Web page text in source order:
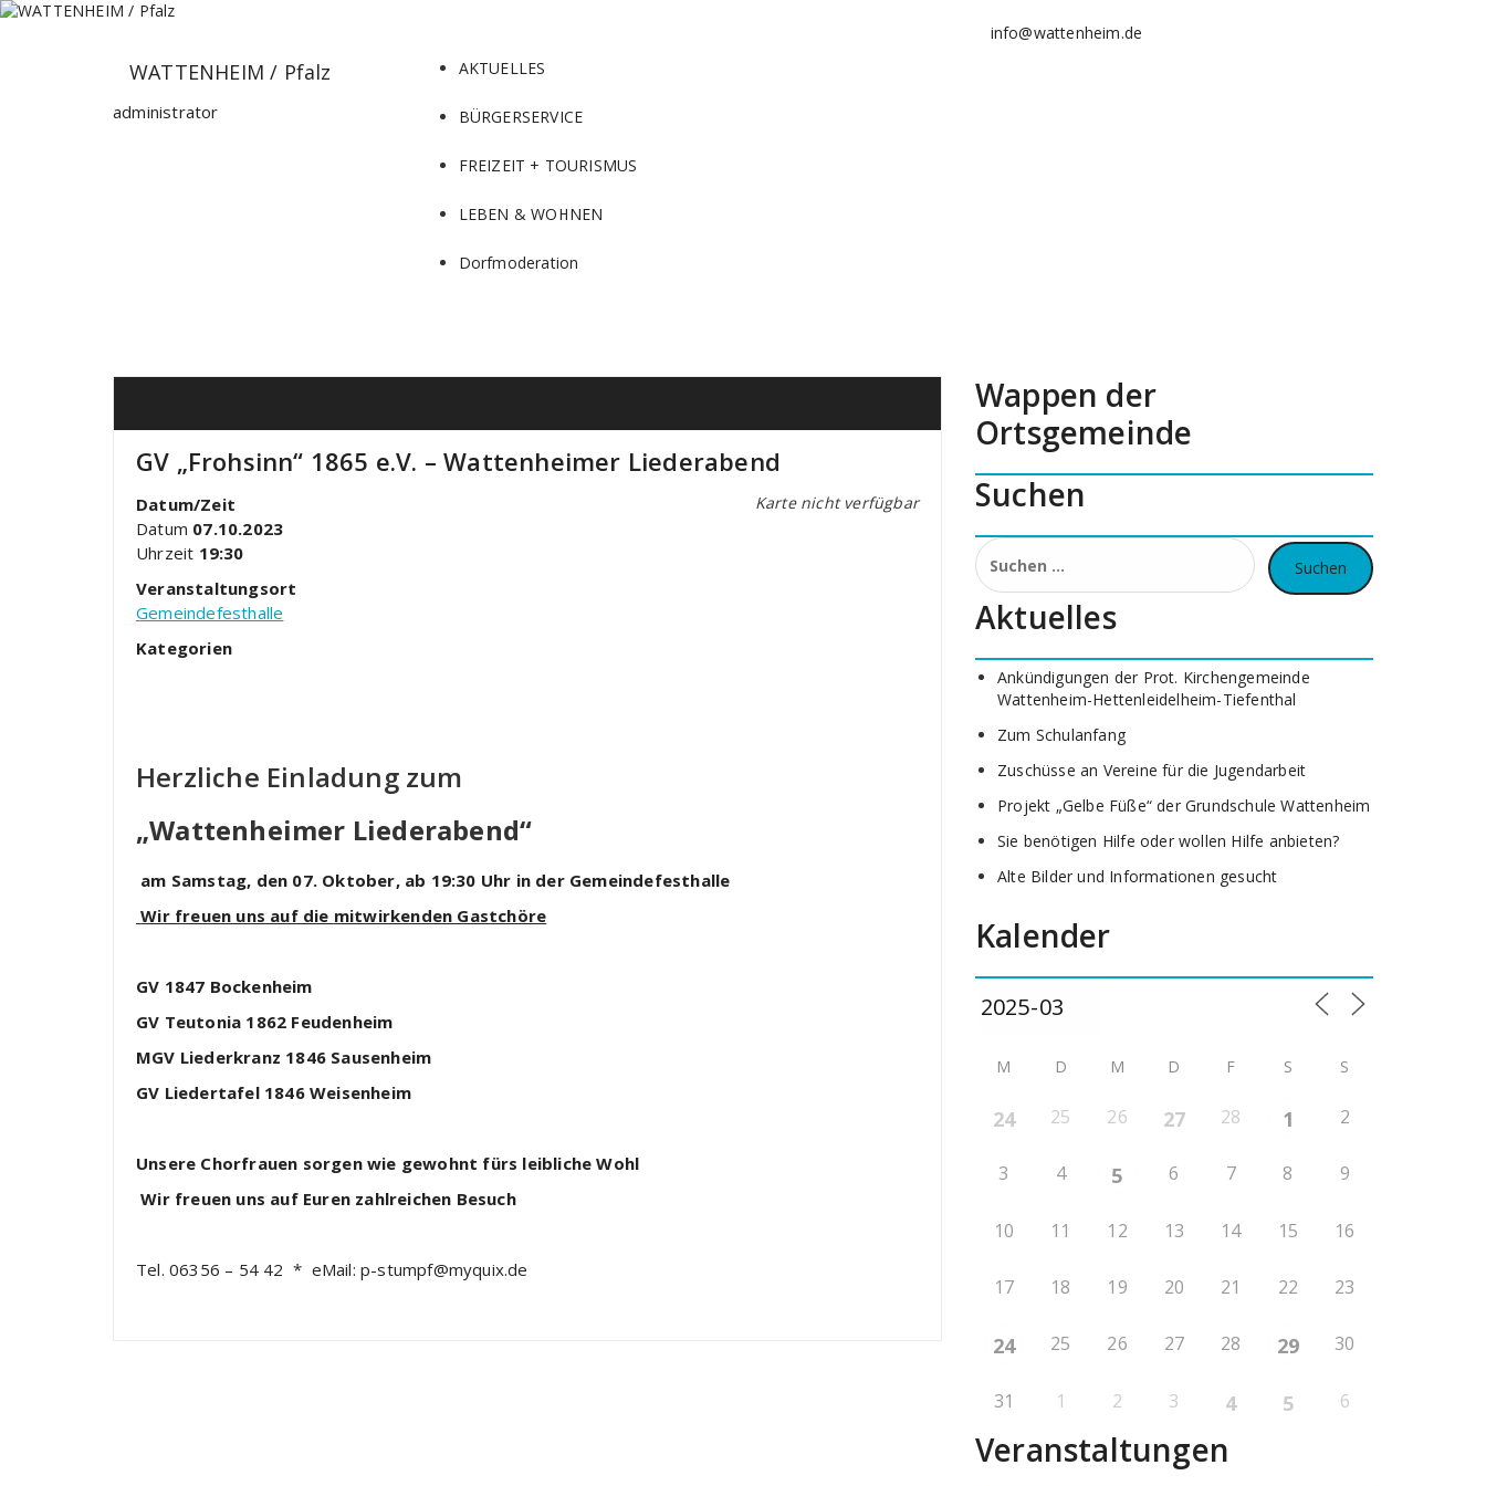
Zum
info@wattenheim.de
WATTENHEIM / Pfalz
administrator
AKTUELLES
BÜRGERSERVICE
FREIZEIT + TOURISMUS
LEBEN & WOHNEN
Dorfmoderation
GV „Frohsinn“ 1865 e.V. – Wattenheimer Liederabend
Karte nicht verfügbar
Datum/Zeit
Datum 07.10.2023
Uhrzeit 19:30
Veranstaltungsort
Gemeindefesthalle
Kategorien
Herzliche Einladung zum
„Wattenheimer Liederabend“
am Samstag, den 07. Oktober, ab 19:30 Uhr in der Gemeindefesthalle
Wir freuen uns auf die mitwirkenden Gastchöre
GV 1847 Bockenheim
GV Teutonia 1862 Feudenheim
MGV Liederkranz 1846 Sausenheim
GV Liedertafel 1846 Weisenheim
Unsere Chorfrauen sorgen wie gewohnt fürs leibliche Wohl
Wir freuen uns auf Euren zahlreichen Besuch
Tel. 06356 – 54 42 * eMail: p-stumpf@myquix.de
Wappen der
Ortsgemeinde
Suchen
Suchen
nach:
Aktuelles
Ankündigungen der Prot. Kirchengemeinde
Wattenheim-Hettenleidelheim-Tiefenthal
Zum Schulanfang
Zuschüsse an Vereine für die Jugendarbeit
Projekt „Gelbe Füße“ der Grundschule Wattenheim
Sie benötigen Hilfe oder wollen Hilfe anbieten?
Alte Bilder und Informationen gesucht
Kalender
M D M D F S S
24 25 26 27 28 1 2
3 4 5 6 7 8 9
10 11 12 13 14 15 16
17 18 19 20 21 22 23
24 25 26 27 28 29 30
31 1 2 3 4 5 6
Veranstaltungen